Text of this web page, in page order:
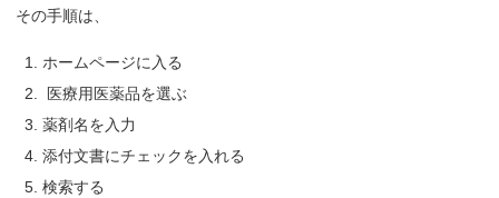
その手順は、
ホームページに入る
医療用医薬品を選ぶ
薬剤名を入力
添付文書にチェックを入れる
検索する